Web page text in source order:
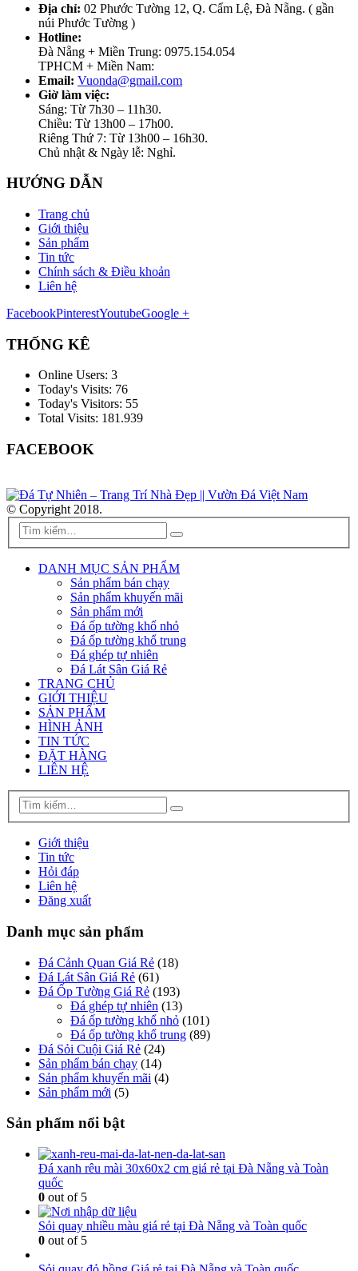
Địa chỉ: 02 Phước Tường 12, Q. Cẩm Lệ, Đà Nẵng. ( gần
núi Phước Tường )
Hotline:
Đà Nẵng + Miền Trung: 0975.154.054
TPHCM + Miền Nam:
Email: Vuonda@gmail.com
Giờ làm việc:
Sáng: Từ 7h30 – 11h30.
Chiều: Từ 13h00 – 17h00.
Riêng Thứ 7: Từ 13h00 – 16h30.
Chủ nhật & Ngày lễ: Nghỉ.
HƯỚNG DẪN
Trang chủ
Giới thiệu
Sản phẩm
Tin tức
Chính sách & Điều khoản
Liên hệ
FacebookPinterestYoutubeGoogle +
THỐNG KÊ
Online Users: 3
Today's Visits: 76
Today's Visitors: 55
Total Visits: 181.939
FACEBOOK
© Copyright 2018.
DANH MỤC SẢN PHẨM
Sản phẩm bán chạy
Sản phẩm khuyến mãi
Sản phẩm mới
Đá ốp tường khổ nhỏ
Đá ốp tường khổ trung
Đá ghép tự nhiên
Đá Lát Sân Giá Rẻ
TRANG CHỦ
GIỚI THIỆU
SẢN PHẨM
HÌNH ẢNH
TIN TỨC
ĐẶT HÀNG
LIÊN HỆ
Giới thiệu
Tin tức
Hỏi đáp
Liên hệ
Đăng xuất
Danh mục sản phẩm
Đá Cảnh Quan Giá Rẻ (18)
Đá Lát Sân Giá Rẻ (61)
Đá Ốp Tường Giá Rẻ (193)
Đá ghép tự nhiên (13)
Đá ốp tường khổ nhỏ (101)
Đá ốp tường khổ trung (89)
Đá Sỏi Cuội Giá Rẻ (24)
Sản phẩm bán chạy (14)
Sản phẩm khuyến mãi (4)
Sản phẩm mới (5)
Sản phẩm nổi bật
Đá xanh rêu mài 30x60x2 cm giá rẻ tại Đà Nẵng và Toàn
quốc
0 out of 5
Sỏi quay nhiều màu giá rẻ tại Đà Nẵng và Toàn quốc
0 out of 5